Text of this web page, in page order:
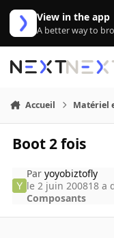
Aller au contenu
View in the app
A better way to
Accueil Matériel
Boot 2 fois
Paryoyobiztofly
le 2 juin 200818 a
Composants